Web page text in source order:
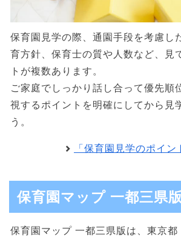
保育園見学の際、通園手段を考慮し
育方針、保育士の質や人数など、見
トが複数あります。
ご家庭でしっかり話し合って優先順
視するポイントを明確にしてから見
う。
「保育園見学のポイ
保育園マップ 一都三県
保育園マップ 一都三県版は、東京都